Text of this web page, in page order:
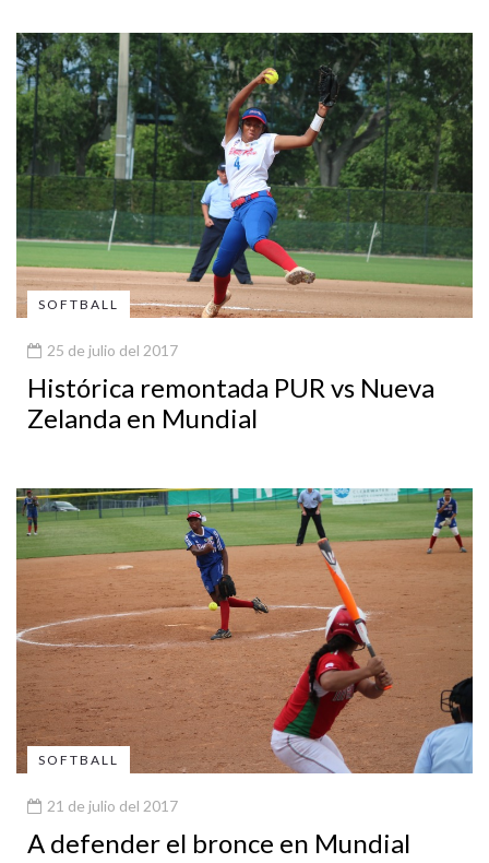
SOFTBALL
25 de julio del 2017
Histórica remontada PUR vs Nueva
Zelanda en Mundial
SOFTBALL
21 de julio del 2017
A defender el bronce en Mundial